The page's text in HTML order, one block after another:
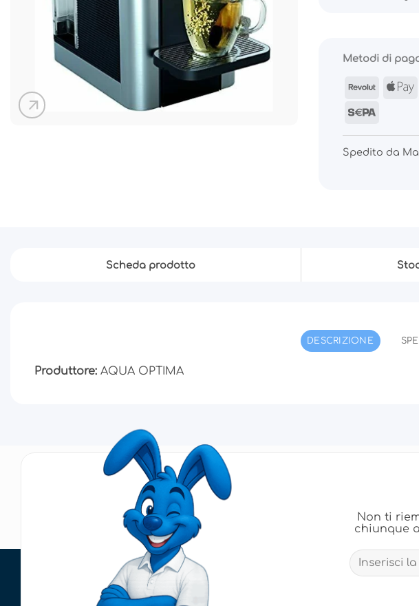
arrow_outward
Metodi di
Revolut
Spedito da
Scheda prodotto
DESCRIZIONE
Produttore: AQUA OPTIMA
Non ti
chiunque